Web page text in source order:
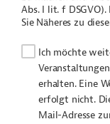
Abs. I lit. f DSGVO).
Sie Näheres zu
Ich möchte
erhalten. Eine
erfolgt nicht.
Mail-Adresse